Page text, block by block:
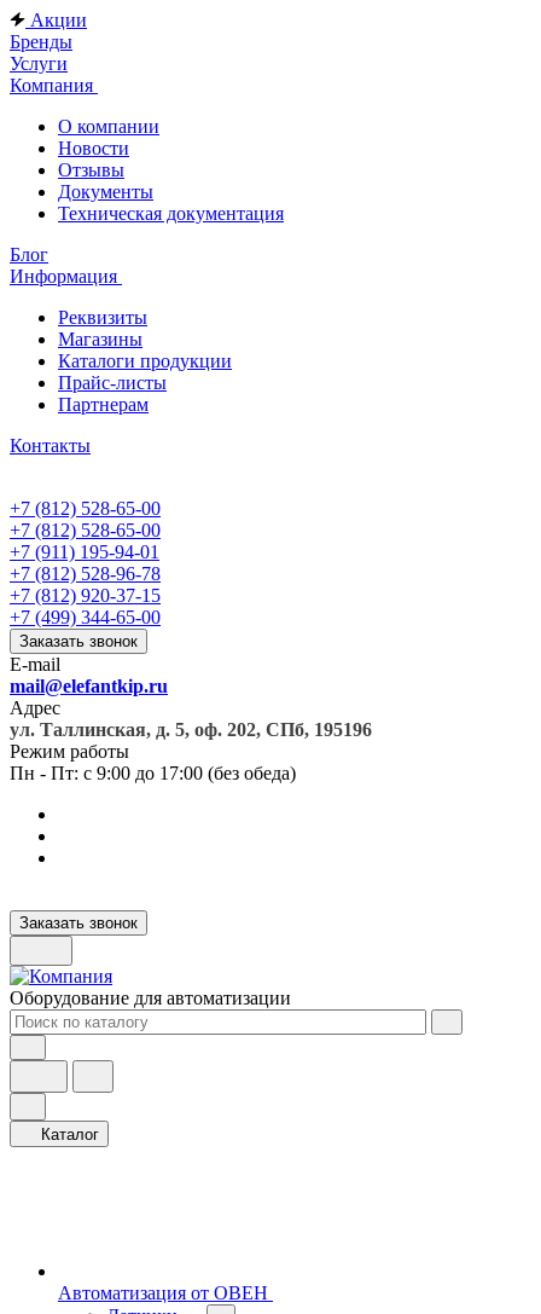
Акции
Бренды
Услуги
Компания
О компании
Новости
Отзывы
Документы
Техническая документация
Блог
Информация
Реквизиты
Магазины
Каталоги продукции
Прайс-листы
Партнерам
Контакты
+7 (812) 528-65-00
+7 (812) 528-65-00
+7 (911) 195-94-01
+7 (812) 528-96-78
+7 (812) 920-37-15
+7 (499) 344-65-00
Заказать звонок
E-mail
mail@elefantkip.ru
Адрес
ул. Таллинская, д. 5, оф. 202, СПб, 195196
Режим работы
Пн - Пт: с 9:00 до 17:00 (без обеда)
Заказать звонок
Оборудование для автоматизации
Каталог
Автоматизация от ОВЕН